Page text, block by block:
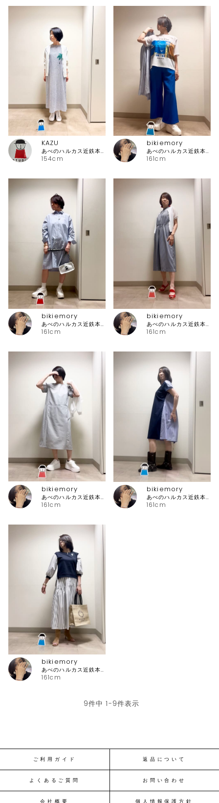
154cm
KAZU
あべのハルカス近鉄本店 ピッコーネ
161cm
bikiemory
あべのハルカス近鉄本店 ピッコーネ
161cm
bikiemory
あべのハルカス近鉄本店 ピッコーネ
161cm
bikiemory
あべのハルカス近鉄本店 ピッコーネ
161cm
bikiemory
あべのハルカス近鉄本店 ピッコーネ
161cm
bikiemory
あべのハルカス近鉄本店 ピッコーネ
161cm
bikiemory
あべのハルカス近鉄本店 ピッコーネ
9件中 1-9件表示
ご利用ガイド 返品について
よくあるご質問 お問い合わせ
会社概要 個人情報保護方針